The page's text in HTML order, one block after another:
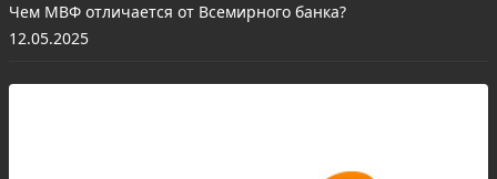
Чем МВФ отличается от Всемирного банка?
12.05.2025